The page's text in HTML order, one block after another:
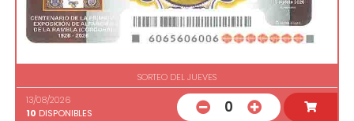
SORTEO DEL JUEVES
13/08/2026
10 DISPONIBLES 0